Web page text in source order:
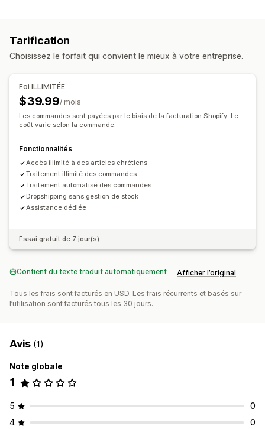
Tarification
Choisissez le forfait qui convient le mieux à votre entreprise.
Foi ILLIMITÉE
$39.99/ mois
Les commandes sont payées par le biais de la facturation Shopify. Le
coût varie selon la commande.
Fonctionnalités
Accès illimité à des articles chrétiens
Traitement illimité des commandes
Traitement automatisé des commandes
Dropshipping sans gestion de stock
Assistance dédiée
Essai gratuit de 7 jour(s)
Contient du texte traduit automatiquement Afficher l’original
Tous les frais sont facturés en USD. Les frais récurrents et basés sur
l’utilisation sont facturés tous les 30 jours.
Avis (1)
Note globale
1
5
0
4
0